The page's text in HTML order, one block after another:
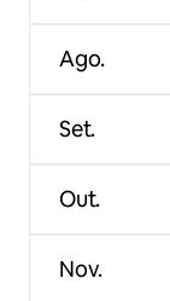
Ago.
Set.
Out.
Nov.